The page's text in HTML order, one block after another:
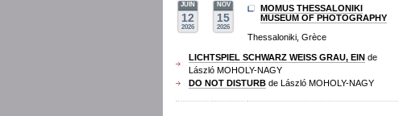
JUIN
12
2026
NOV
15
2026
MOMUS THESSALONIKI
MUSEUM OF PHOTOGRAPHY
Thessaloniki, Grèce
LICHTSPIEL SCHWARZ WEISS GRAU, EIN de
László MOHOLY-NAGY
DO NOT DISTURB de László MOHOLY-NAGY